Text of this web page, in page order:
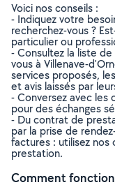
Voici nos conseils :
- Indiquez votre
recherchez-vous ?
particulier ou
- Consultez la liste
vous à Villenave-
services proposés,
et avis laissés par
- Conversez avec les
pour des échanges
- Du contrat de
par la prise de
factures : utilisez
prestation.
Comment